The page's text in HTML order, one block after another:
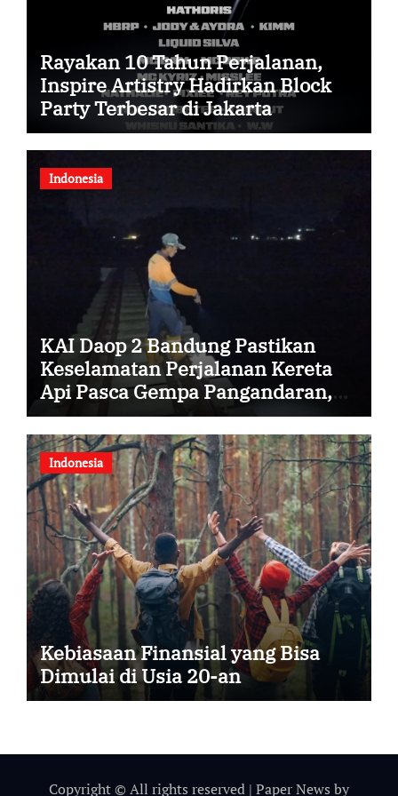
Rayakan 10 Tahun Perjalanan,
Inspire Artistry Hadirkan Block
Party Terbesar di Jakarta
Indonesia
KAI Daop 2 Bandung Pastikan
Keselamatan Perjalanan Kereta
Api Pasca Gempa Pangandaran,
Pemeriksaan Jalur Masih
Berlangsung
Indonesia
Kebiasaan Finansial yang Bisa
Dimulai di Usia 20-an
Copyright © All rights reserved | Paper News by